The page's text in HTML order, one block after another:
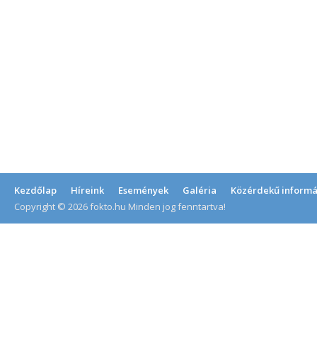
Kezdőlap Híreink Események Galéria
Közérdekű
Copyright © 2026 fokto.hu Minden jog fenntartva!